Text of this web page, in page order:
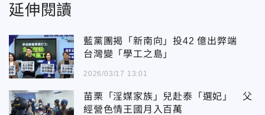
延伸閱讀
藍黨團揭「新南向」投42 億出弊端
台灣變「學工之島」
2026/03/17 13:01
苗栗「淫媒家族」兒赴泰「選妃」 父
經營色情王國月入百萬